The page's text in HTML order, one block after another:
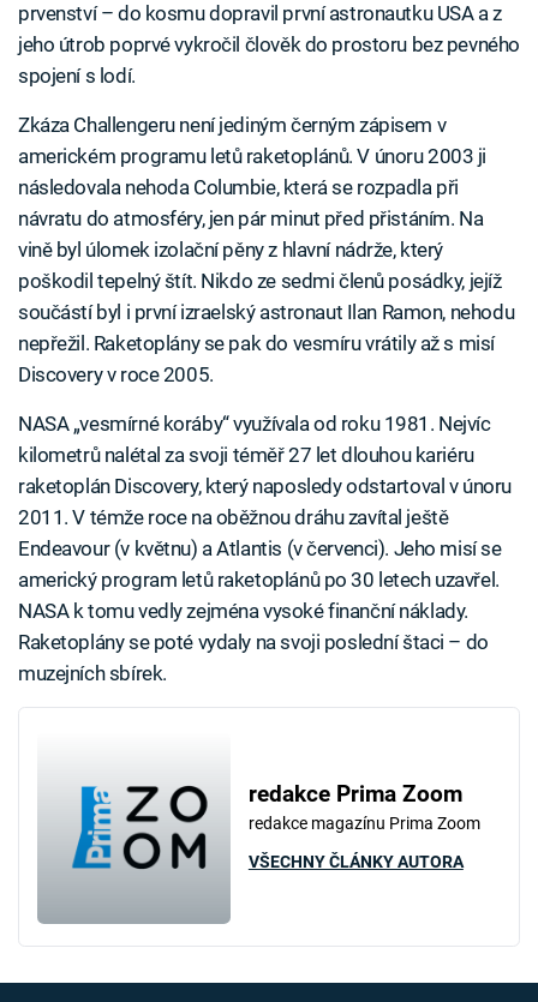
prvenství – do kosmu dopravil první astronautku USA a z
jeho útrob poprvé vykročil člověk do prostoru bez pevného
spojení s lodí.
Zkáza Challengeru není jediným černým zápisem v
americkém programu letů raketoplánů. V únoru 2003 ji
následovala nehoda Columbie, která se rozpadla při
návratu do atmosféry, jen pár minut před přistáním. Na
vině byl úlomek izolační pěny z hlavní nádrže, který
poškodil tepelný štít. Nikdo ze sedmi členů posádky, jejíž
součástí byl i první izraelský astronaut Ilan Ramon, nehodu
nepřežil. Raketoplány se pak do vesmíru vrátily až s misí
Discovery v roce 2005.
NASA „vesmírné koráby“ využívala od roku 1981. Nejvíc
kilometrů nalétal za svoji téměř 27 let dlouhou kariéru
raketoplán Discovery, který naposledy odstartoval v únoru
2011. V témže roce na oběžnou dráhu zavítal ještě
Endeavour (v květnu) a Atlantis (v červenci). Jeho misí se
americký program letů raketoplánů po 30 letech uzavřel.
NASA k tomu vedly zejména vysoké finanční náklady.
Raketoplány se poté vydaly na svoji poslední štaci – do
muzejních sbírek.
redakce Prima Zoom
redakce magazínu Prima Zoom
VŠECHNY ČLÁNKY AUTORA